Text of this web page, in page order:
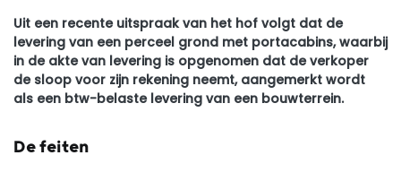
Uit een recente uitspraak van het hof volgt dat de
levering van een perceel grond met portacabins, waarbij
in de akte van levering is opgenomen dat de verkoper
de sloop voor zijn rekening neemt, aangemerkt wordt
als een btw-belaste levering van een bouwterrein.
De feiten